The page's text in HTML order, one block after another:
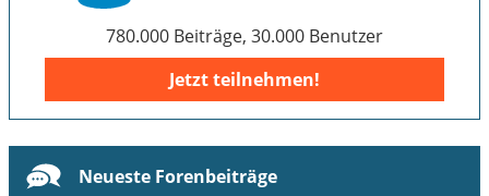
780.000 Beiträge, 30.000 Benutzer
Jetzt teilnehmen!
Neueste Forenbeiträge